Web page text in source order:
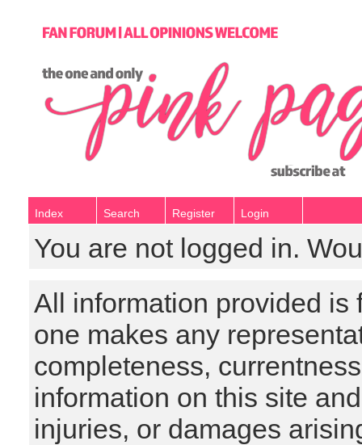
Index Search Register Login
You are not logged in.
All information provided is
one makes any
completeness,
information on this site
injuries, or damages